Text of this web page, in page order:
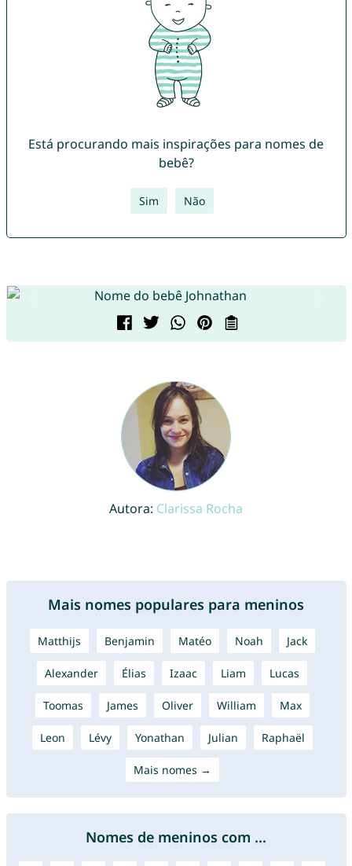
Está procurando mais inspirações para nomes de
bebê?
Sim Não
Autora: Clarissa Rocha
Mais nomes populares para meninos
Matthijs Benjamin Matéo Noah Jack
Alexander Élias Izaac Liam Lucas
Toomas James Oliver William Max
Leon Lévy Yonathan Julian Raphaël
Mais nomes →
Nomes de meninos com ...